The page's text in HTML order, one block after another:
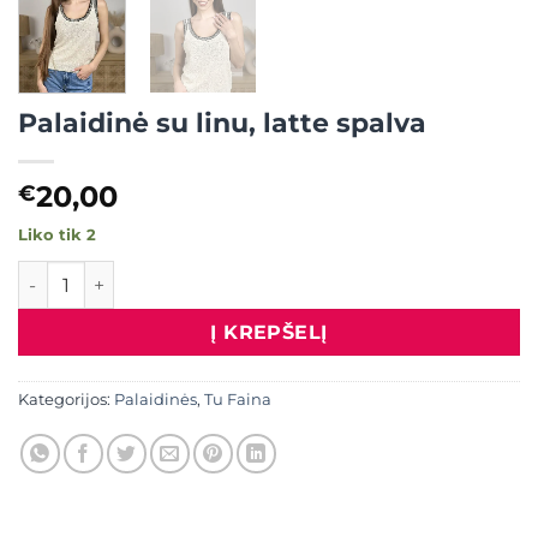
Palaidinė su linu, latte spalva
€20,00
Liko tik 2
produkto kiekis: Palaidinė su linu, latte spalva
Į KREPŠELĮ
Kategorijos: Palaidinės, Tu Faina